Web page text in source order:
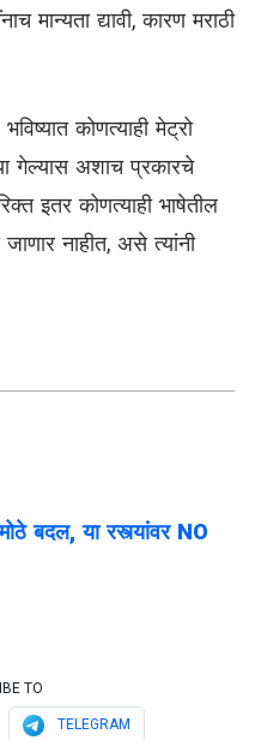
मान्यता द्यावी, कारण मराठी
कोणत्याही मेट्रो
गेल्यास अशाच प्रकारचे
इतर कोणत्याही भाषेतील
जाणार नाहीत, असे त्यांनी
मोठे बदल, या रस्त्यांवर NO
TO
TELEGRAM